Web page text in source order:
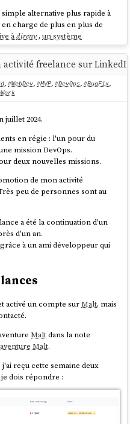
((set) => ({
) => set((state) =>
				state.
user
?
{ type
:
:
l'action
use of zstd as a deb
default for the Ubuntu
xz compression of deb
significantly faster,
files. Support was
toRPMin May 2018
packaging the release in
33, the filesystem is
doit utiliser
:
article alsoshows that for
potentially provide
due to its faster
simple alternative plus rapide à
charge de plus en plus de
àdirenv,un système
.
voir par exemple, ma
de Mise est limité, je
premier abord, ilgère "tout"
des outils, packageset
que la barrière à l'entrée soit
🤔.
) et
nécessitent les compétences
terminalBash
etdirenv;
Bashde niveau débutant.
fois des difficultés
activité freelance sur
, #WebDev, #MVP, #DevOps, #BugFix,
juillet 2024.
en régie : l'un pour du
mission DevOps.
deux nouvelles missions.
de mon activité
peu de personnes sont au
a été la continuation d'un
d'un an.
à un ami développeur qui
activé un compte surMalt, mais
Maltdans la note
Malt.
j'ai reçu cette semaine deux
dois répondre :